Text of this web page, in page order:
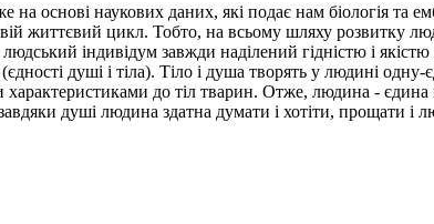
основі наукових даних, які подає нам біологія та
життєвий цикл. Тобто, на всьому шляху розвитку
індивідум завжди наділений гідністю і
душі і тіла). Тіло і душа творять у людині
до тіл тварин. Отже, людина - єдина
душі людина здатна думати і хотіти, прощати і